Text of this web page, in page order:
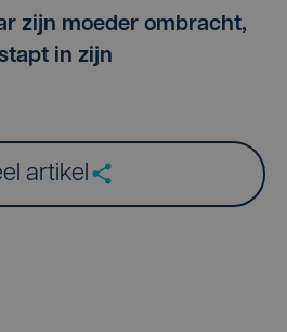
zijn moeder ombracht,
in zijn
artikel